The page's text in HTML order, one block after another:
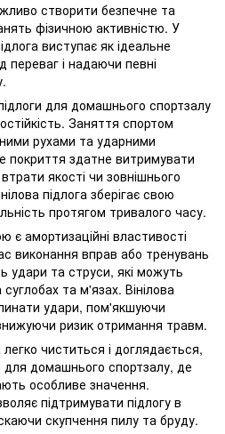
створити безпечне та
фізичною активністю. У
виступає як ідеальне
переваг і надаючи певні
для домашнього спортзалу
Заняття спортом
рухами та ударними
покриття здатне витримувати
якості чи зовнішнього
підлога зберігає свою
протягом тривалого часу.
амортизаційні властивості
виконання вправ або тренувань
удари та струси, які можуть
та м'язах. Вінілова
удари, пом'якшуючи
ризик отримання травм.
легко чиститься і доглядається,
домашнього спортзалу, де
особливе значення.
підтримувати підлогу в
скупчення пилу та бруду.